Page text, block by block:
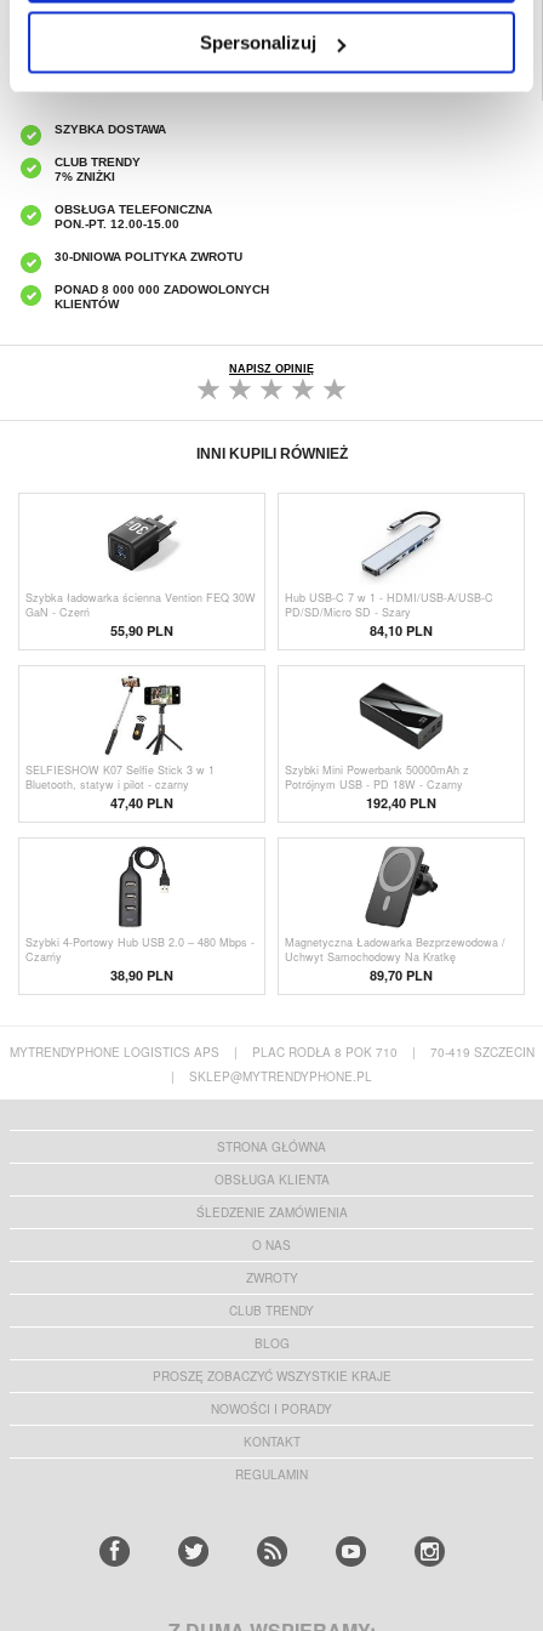
Spersonalizuj
SZYBKA DOSTAWA
CLUB TRENDY
7% ZNIŻKI
OBSŁUGA TELEFONICZNA
PON.-PT. 12.00-15.00
30-DNIOWA POLITYKA ZWROTU
PONAD 8 000 000 ZADOWOLONYCH
KLIENTÓW
NAPISZ OPINIĘ
INNI KUPILI RÓWNIEŻ
Szybka ładowarka ścienna Vention FEQ 30W
GaN - Czerń
55,90 PLN
Hub USB-C 7 w 1 - HDMI/USB-A/USB-C
PD/SD/Micro SD - Szary
84,10 PLN
SELFIESHOW K07 Selfie Stick 3 w 1
Bluetooth, statyw i pilot - czarny
47,40 PLN
Szybki Mini Powerbank 50000mAh z
Potrójnym USB - PD 18W - Czarny
192,40 PLN
Szybki 4-Portowy Hub USB 2.0 – 480 Mbps -
Czarńy
38,90 PLN
Magnetyczna Ładowarka Bezprzewodowa /
Uchwyt Samochodowy Na Kratkę
Wentylacyjną SZDJ N16 do iPhone
12/13/14/15/16/17/Air - 15W
89,70 PLN
MYTRENDYPHONE LOGISTICS APS | PLAC RODŁA 8 POK 710 |
70-419 SZCZECIN
|
SKLEP@MYTRENDYPHONE.PL
STRONA GŁÓWNA
OBSŁUGA KLIENTA
ŚLEDZENIE ZAMÓWIENIA
O NAS
ZWROTY
CLUB TRENDY
BLOG
PROSZĘ ZOBACZYĆ WSZYSTKIE KRAJE
NOWOŚCI I PORADY
KONTAKT
REGULAMIN